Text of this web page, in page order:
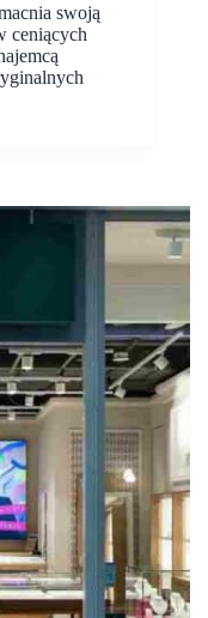
swoją
ceniących